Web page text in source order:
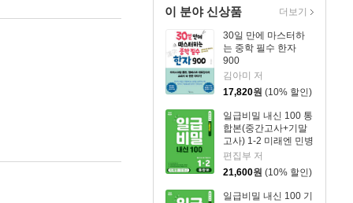
이 분야 신상품
30일 만에 마스터하
는 중학 필수 한자
900
김아미 저
17,820원 (10% 할인)
일급비밀 내신 100 통
합본(중간고사+기말
고사) 1-2 미래엔 민병
곤 (2026년)
편집부 저
21,600원 (10% 할인)
일급비밀 내신 100 기
더보기